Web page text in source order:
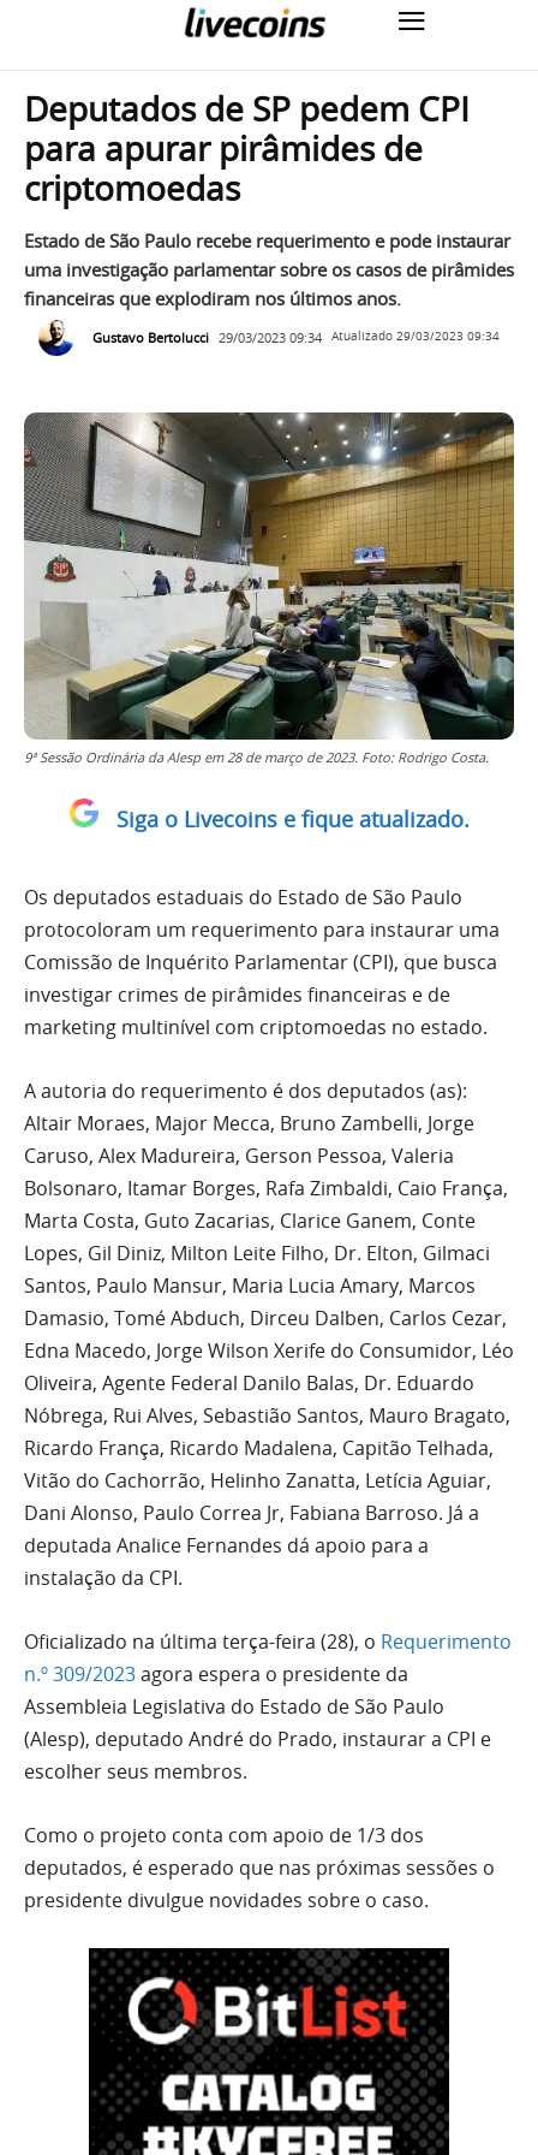
Deputados de SP pedem CPI
para apurar pirâmides de
criptomoedas
Estado de São Paulo recebe requerimento e pode instaurar
uma investigação parlamentar sobre os casos de pirâmides
financeiras que explodiram nos últimos anos.
Gustavo Bertolucci 29/03/2023 09:34 Atualizado 29/03/2023 09:34
9ª Sessão Ordinária da Alesp em 28 de março de 2023. Foto: Rodrigo Costa.
Siga o Livecoins e fique atualizado.
Os deputados estaduais do Estado de São Paulo
protocoloram um requerimento para instaurar uma
Comissão de Inquérito Parlamentar (CPI), que busca
investigar crimes de pirâmides financeiras e de
marketing multinível com criptomoedas no estado.
A autoria do requerimento é dos deputados (as):
Altair Moraes, Major Mecca, Bruno Zambelli, Jorge
Caruso, Alex Madureira, Gerson Pessoa, Valeria
Bolsonaro, Itamar Borges, Rafa Zimbaldi, Caio França,
Marta Costa, Guto Zacarias, Clarice Ganem, Conte
Lopes, Gil Diniz, Milton Leite Filho, Dr. Elton, Gilmaci
Santos, Paulo Mansur, Maria Lucia Amary, Marcos
Damasio, Tomé Abduch, Dirceu Dalben, Carlos Cezar,
Edna Macedo, Jorge Wilson Xerife do Consumidor, Léo
Oliveira, Agente Federal Danilo Balas, Dr. Eduardo
Nóbrega, Rui Alves, Sebastião Santos, Mauro Bragato,
Ricardo França, Ricardo Madalena, Capitão Telhada,
Vitão do Cachorrão, Helinho Zanatta, Letícia Aguiar,
Dani Alonso, Paulo Correa Jr, Fabiana Barroso. Já a
deputada Analice Fernandes dá apoio para a
instalação da CPI.
Oficializado na última terça-feira (28), o Requerimento
n.º 309/2023agora espera o presidente da
Assembleia Legislativa do Estado de São Paulo
(Alesp), deputado André do Prado, instaurar a CPI e
escolher seus membros.
Como o projeto conta com apoio de 1/3 dos
deputados, é esperado que nas próximas sessões o
presidente divulgue novidades sobre o caso.